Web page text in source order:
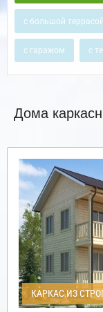
с большой террасой
с гаражом с
Дома
КАРКАС ИЗ